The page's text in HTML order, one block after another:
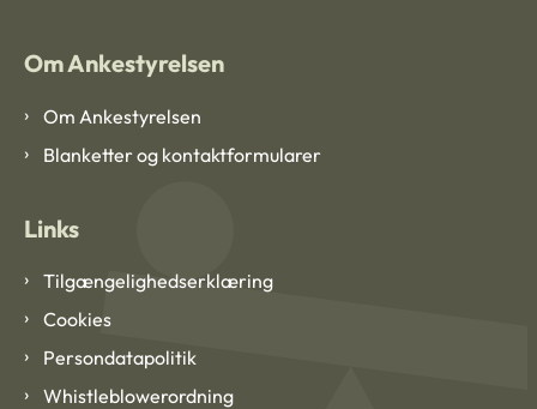
Om Ankestyrelsen
Om Ankestyrelsen
Blanketter og kontaktformularer
Links
Tilgængelighedserklæring
Cookies
Persondatapolitik
Whistleblowerordning